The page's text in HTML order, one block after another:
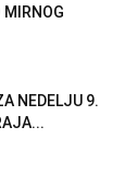
MIRNOG
NEDELJU 9.